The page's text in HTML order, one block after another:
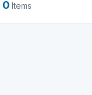
0 Items